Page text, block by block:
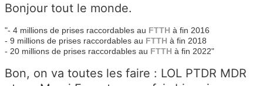
Bonjour tout le monde.
"- 4 millions de prises raccordables au FTTH à fin 2016
- 9 millions de prises raccordables au FTTH à fin 2018
- 20 millions de prises raccordables au FTTH à fin 2022"
Bon, on va toutes les faire : LOL PTDR MDR